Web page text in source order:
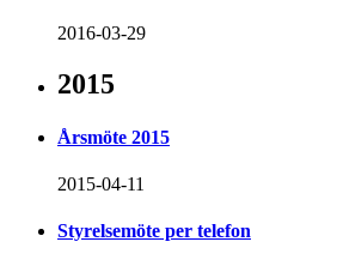
2016-03-29
2015
Årsmöte 2015
2015-04-11
Styrelsemöte per telefon